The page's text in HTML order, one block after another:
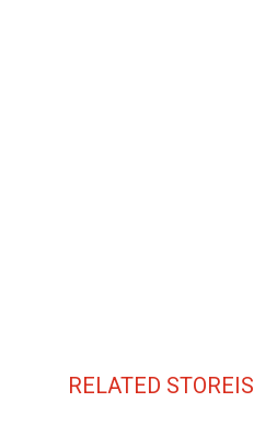
RELATED STOREIS